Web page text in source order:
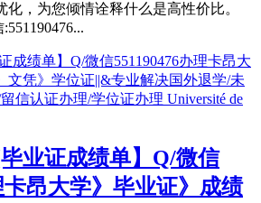
，为您倾情诠释什么是高性价比。
业证成绩单】Q/微信
卡昂大学》毕业证》成绩